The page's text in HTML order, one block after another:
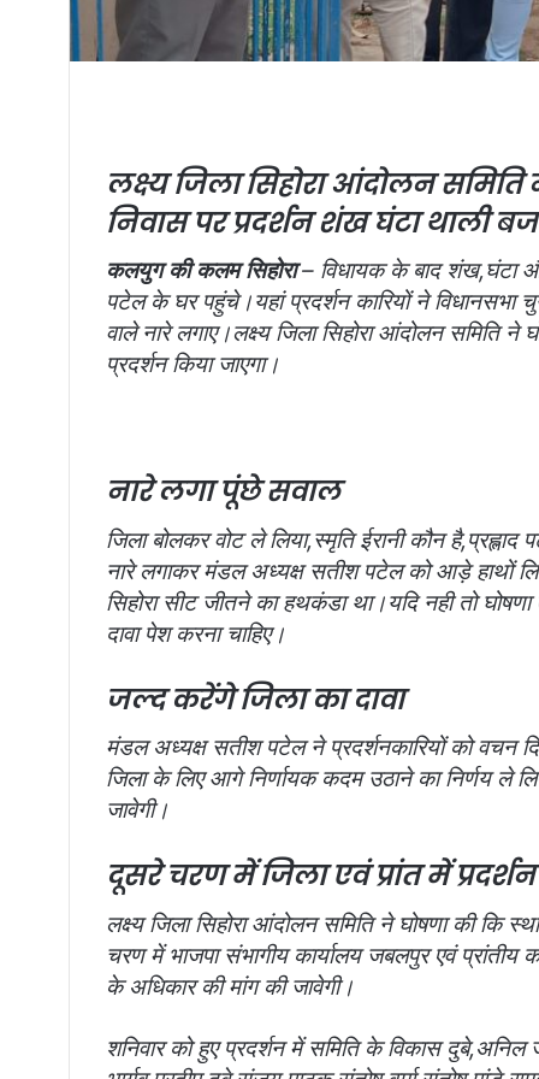
लक्ष्य जिला सिहोरा आंदोलन
निवास पर प्रदर्शनशंख घंटा थाली
कलयुग की कलम सिहोरा– विधायक के बाद शंख,घंटा और
पटेल के घर पहुंचे।यहां प्रदर्शन कारियों ने विधानसभा
वाले नारे लगाए।लक्ष्य जिला सिहोरा आंदोलन समिति
प्रदर्शन किया जाएगा।
नारे लगा पूंछे सवाल
जिला बोलकर वोट ले लिया,स्मृति ईरानी कौन
नारे लगाकर मंडल अध्यक्ष सतीश पटेल को आड़े हाथों
सिहोरा सीट जीतने का हथकंडा था।यदि नही तो
दावा पेश करना चाहिए।
जल्द करेंगे जिला का दावा
मंडल अध्यक्ष सतीश पटेल ने प्रदर्शनकारियों को वचन
जिला के लिए आगे निर्णायक कदम उठाने का निर्णय ले
जावेगी।
दूसरे चरण में जिला एवं प्रांत में
लक्ष्य जिला सिहोरा आंदोलन समिति ने घोषणा की कि
चरण में भाजपा संभागीय कार्यालय जबलपुर एवं प्रांतीय
के अधिकार की मांग की जावेगी।
शनिवार को हुए प्रदर्शन में समिति के विकास